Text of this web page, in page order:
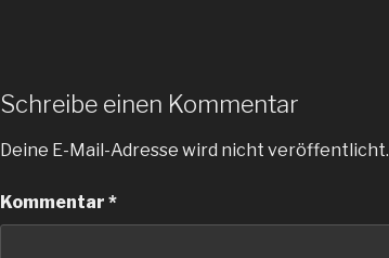
Schreibe einen Kommentar
Deine E-Mail-Adresse wird nicht veröffentlicht.
Kommentar *